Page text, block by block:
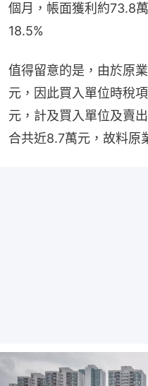
個月，帳面獲利約73.8
18.5%
值得留意的是，由於原
元，因此買入單位時稅
元，計及買入單位及賣
合共近8.7萬元，故料原